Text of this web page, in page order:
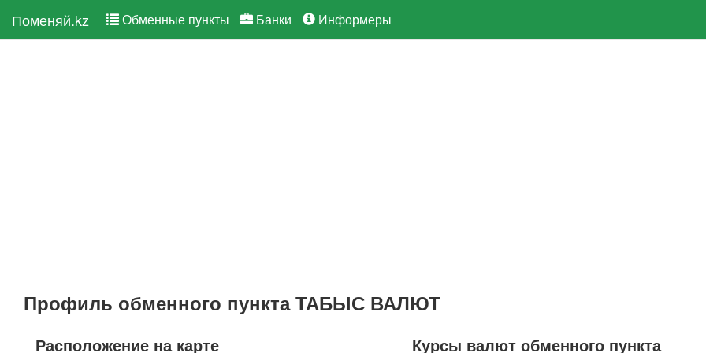
Поменяй.kz Обменные пункты Банки Информеры
Профиль обменного пункта ТАБЫС ВАЛЮТ
Расположение на карте Курсы валют обменного пункта